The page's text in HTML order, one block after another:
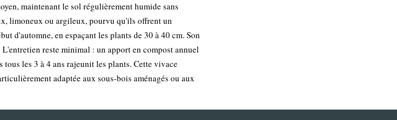
maintenant le sol régulièrement humide sans
limoneux ou argileux, pourvu qu'ils offrent un
d'automne, en espaçant les plants de 30 à 40 cm. Son
reste minimal : un apport en compost annuel
les 3 à 4 ans rajeunit les plants. Cette vivace
adaptée aux sous-bois aménagés ou aux